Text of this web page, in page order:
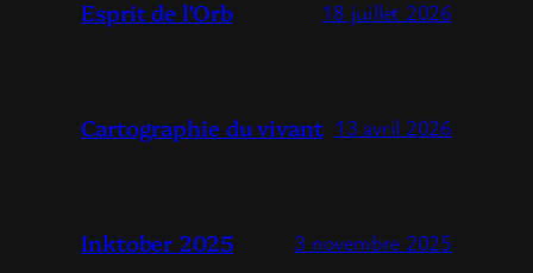
Esprit de l’Orb 18 juillet 2026
Cartographie du vivant 13 avril 2026
Inktober 2025 3 novembre 2025